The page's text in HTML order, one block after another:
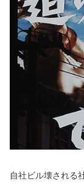
自社ビル壊される